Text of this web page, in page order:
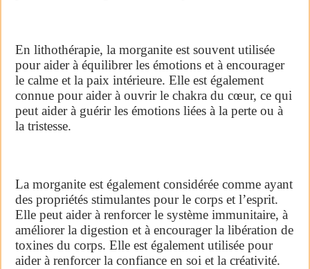
En lithothérapie, la morganite est souvent utilisée
pour aider à équilibrer les émotions et à encourager
le calme et la paix intérieure. Elle est également
connue pour aider à ouvrir le chakra du cœur, ce qui
peut aider à guérir les émotions liées à la perte ou à
la tristesse.
La morganite est également considérée comme ayant
des propriétés stimulantes pour le corps et l’esprit.
Elle peut aider à renforcer le système immunitaire, à
améliorer la digestion et à encourager la libération de
toxines du corps. Elle est également utilisée pour
aider à renforcer la confiance en soi et la créativité.